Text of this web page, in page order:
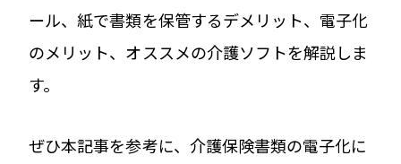
ール、紙で書類を保管するデメリット、電子化
のメリット、オススメの介護ソフトを解説しま
す。
ぜひ本記事を参考に、介護保険書類の電子化に